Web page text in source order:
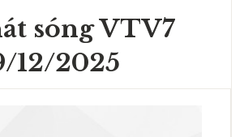
sóng VTV7
12/2025